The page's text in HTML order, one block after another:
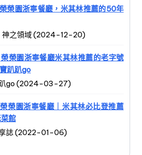
榮榮園浙寧餐廳，米其林推薦的50年
神之領域 (2024-12-20)
榮園浙寧餐廳米其林推薦的老字號
趴趴go
趴go (2024-03-27)
榮榮園浙寧餐廳｜米其林必比登推薦
菜館
誌 (2022-01-06)